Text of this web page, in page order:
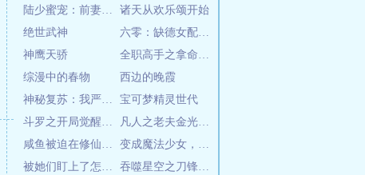
陆少蜜宠：前妻在上
诸天从欢乐颂开始
绝世武神
六零：缺德女配在线夺笋
神鹰天骄
全职高手之拿命打荣耀
综漫中的春物
西边的晚霞
神秘复苏：我严力不能死
宝可梦精灵世代
斗罗之开局觉醒克苏鲁武魂
凡人之老夫金光，有何贵干
咸鱼被迫在修仙界搞内卷
变成魔法少女，然后玩坏了全世界
被她们盯上了怎么办
吞噬星空之刀锋神王